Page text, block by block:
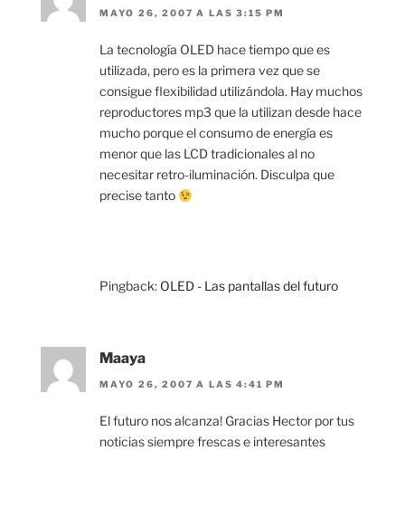
MAYO 26, 2007 A LAS 3:15 PM
La tecnología OLED hace tiempo que es
utilizada, pero es la primera vez que se
consigue flexibilidad utilizándola. Hay muchos
reproductores mp3 que la utilizan desde hace
mucho porque el consumo de energía es
menor que las LCD tradicionales al no
necesitar retro-iluminación. Disculpa que
precise tanto
Pingback: OLED - Las pantallas del futuro
Maaya
MAYO 26, 2007 A LAS 4:41 PM
El futuro nos alcanza! Gracias Hector por tus
noticias siempre frescas e interesantes